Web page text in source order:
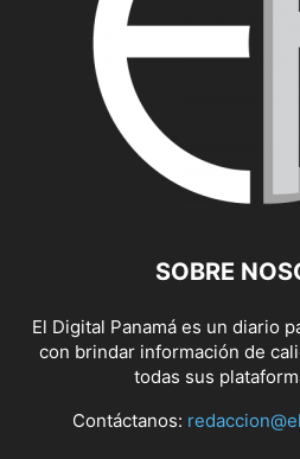
SOBRE
El Digital Panamá es un diario
con brindar información de
todas sus
Contáctanos: